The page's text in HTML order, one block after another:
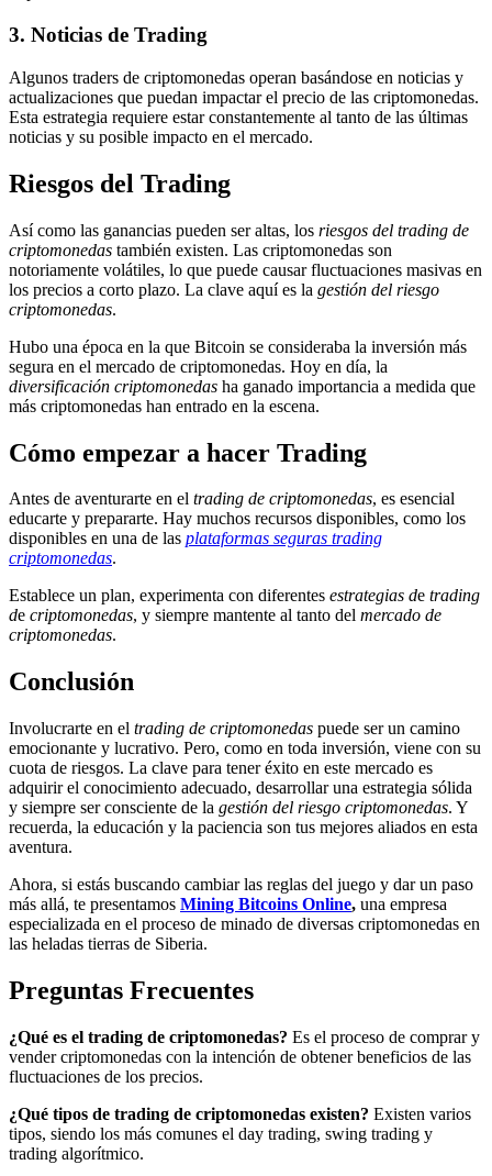
3. Noticias de Trading
Algunos traders de criptomonedas operan basándose en noticias y
actualizaciones que puedan impactar el precio de las criptomonedas.
Esta estrategia requiere estar constantemente al tanto de las últimas
noticias y su posible impacto en el mercado.
Riesgos del Trading
Así como las ganancias pueden ser altas, los riesgos del trading de
criptomonedas también existen. Las criptomonedas son
notoriamente volátiles, lo que puede causar fluctuaciones masivas en
los precios a corto plazo. La clave aquí es la gestión del riesgo
criptomonedas.
Hubo una época en la que Bitcoin se consideraba la inversión más
segura en el mercado de criptomonedas. Hoy en día, la
diversificación criptomonedas ha ganado importancia a medida que
más criptomonedas han entrado en la escena.
Cómo empezar a hacer Trading
Antes de aventurarte en el trading de criptomonedas, es esencial
educarte y prepararte. Hay muchos recursos disponibles, como los
disponibles en una de las plataformas seguras trading
criptomonedas.
Establece un plan, experimenta con diferentes estrategias de trading
de criptomonedas, y siempre mantente al tanto del mercado de
criptomonedas.
Conclusión
Involucrarte en el trading de criptomonedas puede ser un camino
emocionante y lucrativo. Pero, como en toda inversión, viene con su
cuota de riesgos. La clave para tener éxito en este mercado es
adquirir el conocimiento adecuado, desarrollar una estrategia sólida
y siempre ser consciente de la gestión del riesgo criptomonedas. Y
recuerda, la educación y la paciencia son tus mejores aliados en esta
aventura.
Ahora, si estás buscando cambiar las reglas del juego y dar un paso
más allá, te presentamos Mining Bitcoins Online, una empresa
especializada en el proceso de minado de diversas criptomonedas en
las heladas tierras de Siberia.
Preguntas Frecuentes
¿Qué es el trading de criptomonedas? Es el proceso de comprar y
vender criptomonedas con la intención de obtener beneficios de las
fluctuaciones de los precios.
¿Qué tipos de trading de criptomonedas existen? Existen varios
tipos, siendo los más comunes el day trading, swing trading y
trading algorítmico.